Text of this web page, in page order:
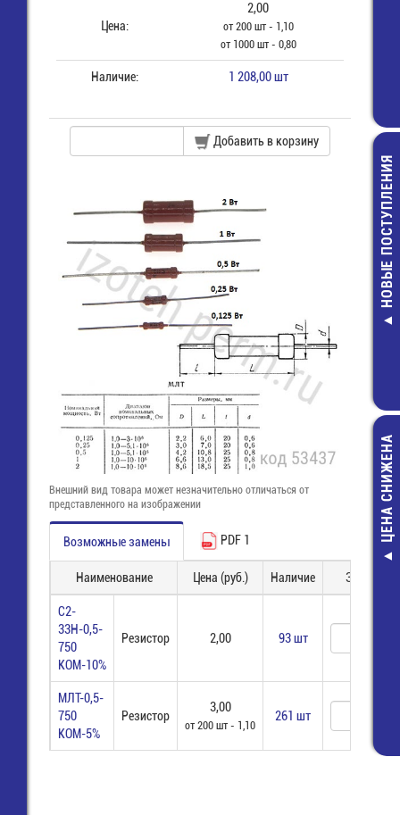
К10-17Б-
мкф-10% НОВЫЕ ПОСТУПЛЕНИЯ
ввод черный
14,40 руб.
ЦЕНА СНИЖЕНА
Цена:
2,00
от 200 шт - 1,10
от 1000 шт - 0,80
Наличие: 1 208,00 шт
Добавить в корзину
Внешний вид товара может незначительно отличаться от
представленного на изображении
Возможные замены PDF 1
Наименование Цена (руб.) Наличие Заказ
С2-
33Н-0,5-
750
КОМ-10%
Резистор 2,00 93 шт
МЛТ-0,5-
750
КОМ-5%
Резистор
3,00
от 200 шт - 1,10
261 шт